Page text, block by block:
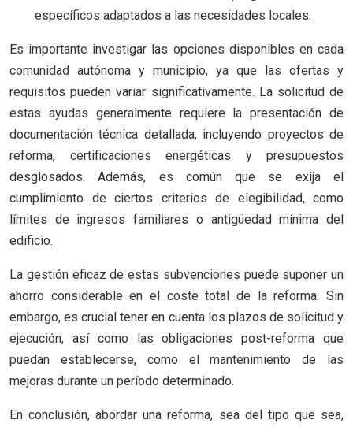
específicos adaptados a las necesidades locales.
Es importante investigar las opciones disponibles en cada
comunidad autónoma y municipio, ya que las ofertas y
requisitos pueden variar significativamente. La solicitud de
estas ayudas generalmente requiere la presentación de
documentación técnica detallada, incluyendo proyectos de
reforma, certificaciones energéticas y presupuestos
desglosados. Además, es común que se exija el
cumplimiento de ciertos criterios de elegibilidad, como
límites de ingresos familiares o antigüedad mínima del
edificio.
La gestión eficaz de estas subvenciones puede suponer un
ahorro considerable en el coste total de la reforma. Sin
embargo, es crucial tener en cuenta los plazos de solicitud y
ejecución, así como las obligaciones post-reforma que
puedan establecerse, como el mantenimiento de las
mejoras durante un período determinado.
En conclusión, abordar una reforma, sea del tipo que sea,